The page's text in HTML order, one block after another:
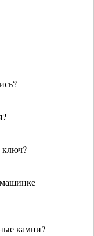
ключ?
камни?